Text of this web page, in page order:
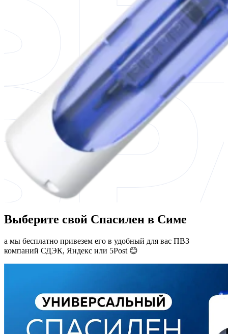
Выберите свой Спасилен в Симе
а мы бесплатно привезем его в удобный для вас ПВЗ
компаний СДЭК, Яндекс или 5Post 😊